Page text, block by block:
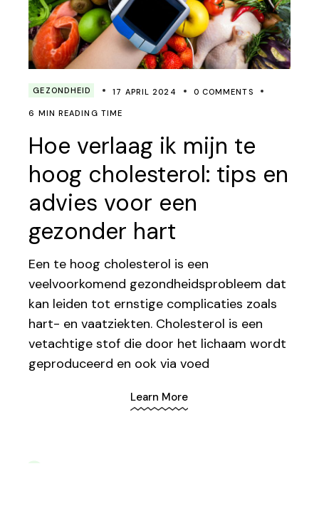
GEZONDHEID 17 APRIL 2024 0 COMMENTS
6 MIN READING TIME
Hoe verlaag ik mijn te
hoog cholesterol: tips en
advies voor een
gezonder hart
Een te hoog cholesterol is een
veelvoorkomend gezondheidsprobleem dat
kan leiden tot ernstige complicaties zoals
hart- en vaatziekten. Cholesterol is een
vetachtige stof die door het lichaam wordt
geproduceerd en ook via voed
Learn More